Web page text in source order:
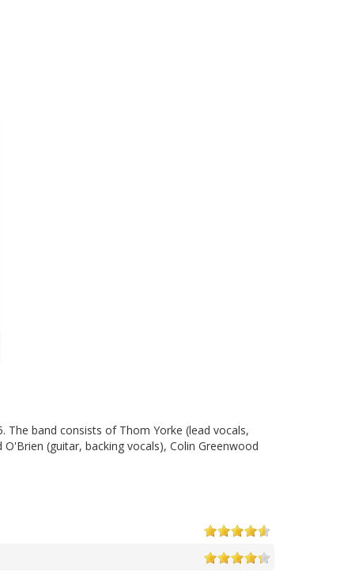
band consists of Thom Yorke (lead vocals,
(guitar, backing vocals), Colin Greenwood